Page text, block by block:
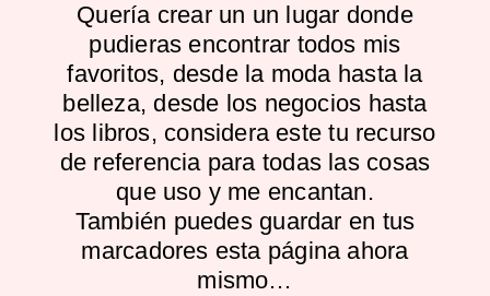
Quería crear un un lugar donde
pudieras encontrar todos mis
favoritos, desde la moda hasta la
belleza, desde los negocios hasta
los libros, considera este tu recurso
de referencia para todas las cosas
que uso y me encantan.
También puedes guardar en tus
marcadores esta página ahora
mismo…